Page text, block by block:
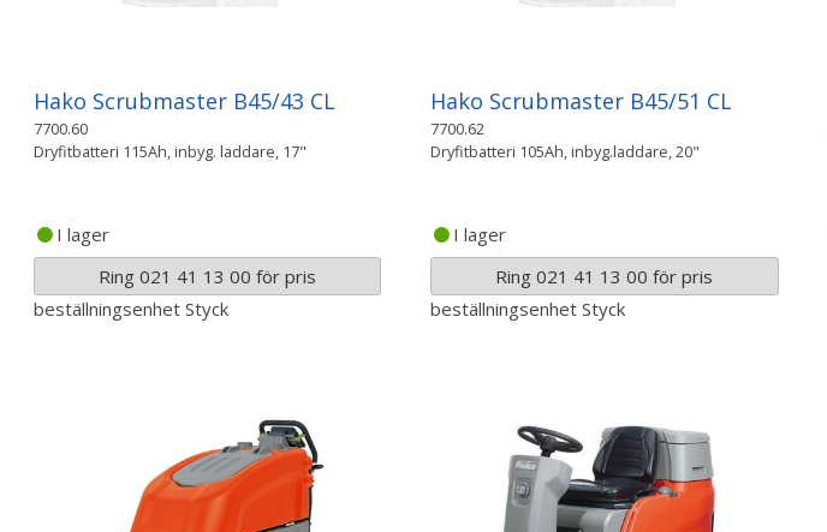
Hako Scrubmaster B45/43 CL
7700.60
Dryfitbatteri 115Ah, inbyg. laddare, 17"
I lager
Ring 021 41 13 00 för pris
beställningsenhet Styck
Hako Scrubmaster B45/51 CL
7700.62
Dryfitbatteri 105Ah, inbyg.laddare, 20"
I lager
Ring 021 41 13 00 för pris
beställningsenhet Styck